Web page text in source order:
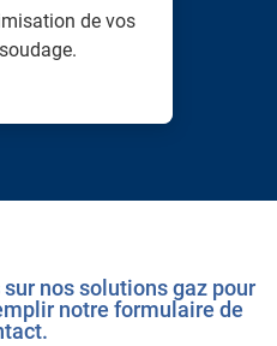
de vos
nos solutions gaz pour
notre formulaire de